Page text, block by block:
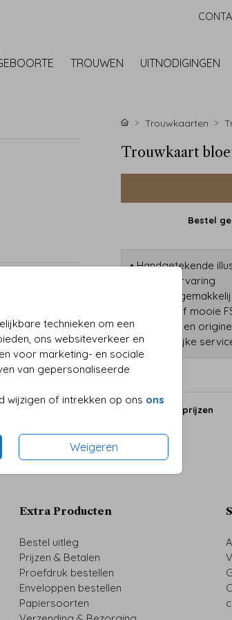
TROUWEN UITNODIGINGEN
technieken om een
ons websiteverkeer en
voor marketing- en sociale
van gepersonaliseerde
wijzigen of intrekken op ons ons
Weigeren
Trouwkaarten
Trouwkaart
Bestel
• Handgetekende
• 90 jaar ervaring
• Designs
• Kwalitatief mooie
• Foliedruk en
• Persoonlijke
Formaten en prijzen
Extra Producten
Bestel uitleg
Prijzen & Betalen
Proefdruk bestellen
Enveloppen bestellen
Papiersoorten